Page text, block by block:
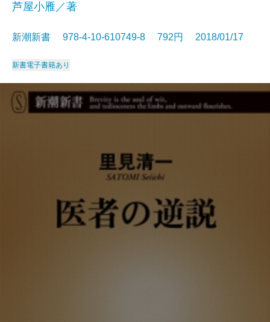
芦屋小雁／著
新潮新書 978-4-10-610749-8 792円 2018/01/17
新書電子書籍あり